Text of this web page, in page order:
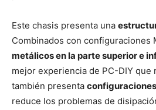
Este chasis presenta una
Combinados con configuraciones
metálicos en la parte superior e
mejor experiencia de PC-DIY que
también presenta
reduce los problemas de